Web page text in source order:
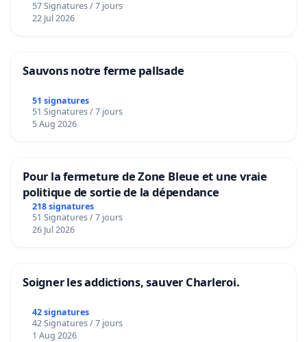
57 Signatures / 7 jours
22 Jul 2026
Sauvons notre ferme pallsade
51 signatures
51 Signatures / 7 jours
5 Aug 2026
Pour la fermeture de Zone Bleue et une vraie
politique de sortie de la dépendance
218 signatures
51 Signatures / 7 jours
26 Jul 2026
Soigner les addictions, sauver Charleroi.
42 signatures
42 Signatures / 7 jours
1 Aug 2026